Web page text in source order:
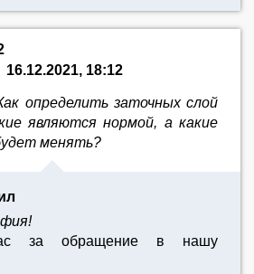
16.12.2021, 18:12
определить заточных слой
являются нормой, а какие
менять?
за обращение в нашу